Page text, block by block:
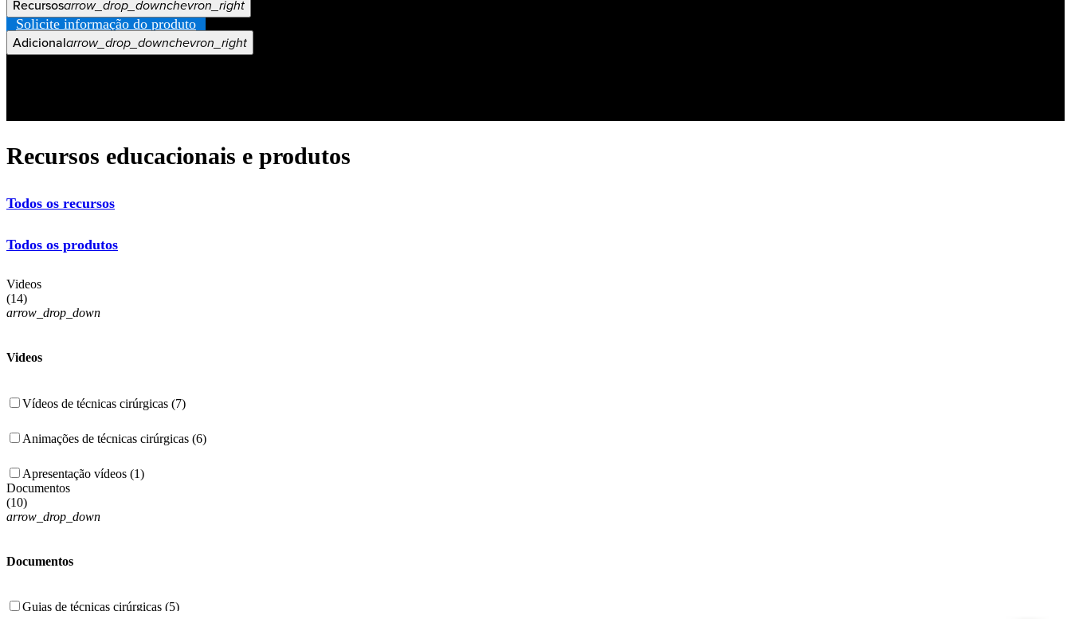
Recursosarrow_drop_downchevron_right
Empregosopen_in_new
Adicionalarrow_drop_downchevron_right
Veja Mais
Solicite informação do produto
Recursos educacionais e produtos
Todos os recursos
Todos os produtos
Videos
(14)
arrow_drop_down
Videos
Vídeos de técnicas cirúrgicas (7)
Animações de técnicas cirúrgicas (6)
Apresentação vídeos (1)
Documentos
(10)
arrow_drop_down
Documentos
Guias de técnicas cirúrgicas (5)